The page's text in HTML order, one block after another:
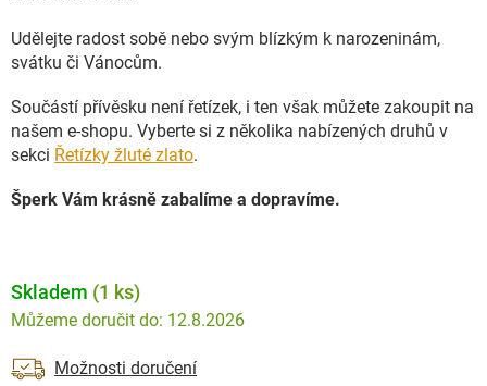
Udělejte radost sobě nebo svým blízkým k narozeninám,
svátku či Vánocům.
Součástí přívěsku není řetízek, i ten však můžete zakoupit na
našem e-shopu. Vyberte si z několika nabízených druhů v
sekci Řetízky žluté zlato.
Šperk Vám krásně zabalíme a dopravíme.
Skladem (1 ks)
12.8.2026
Možnosti doručení